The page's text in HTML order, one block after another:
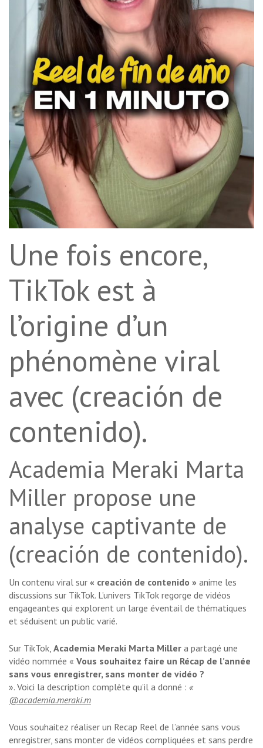
Une fois encore,
TikTok est à
l’origine d’un
phénomène viral
avec (creación de
contenido).
Academia Meraki Marta
Miller propose une
analyse captivante de
(creación de contenido).
Un contenu viral sur « creación de contenido » anime les
discussions sur TikTok. L’univers TikTok regorge de vidéos
engageantes qui explorent un large éventail de thématiques
et séduisent un public varié.
Sur TikTok, Academia Meraki Marta Miller a partagé une
vidéo nommée « Vous souhaitez faire un Récap de l’année
sans vous enregistrer, sans monter de vidéo ?
». Voici la description complète qu’il a donné : «
@academia.meraki.m
Vous souhaitez réaliser un Recap Reel de l’année sans vous
enregistrer, sans monter de vidéos compliquées et sans perdre